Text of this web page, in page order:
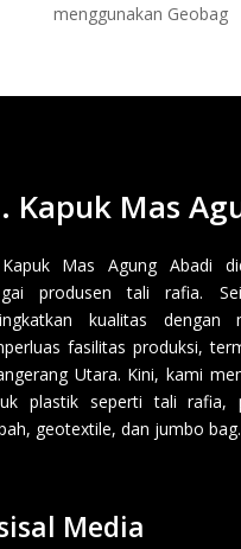
menggunakan Geobag
Kapuk Mas
Mas Agung Abadi
produsen tali rafia.
kualitas
fasilitas produksi,
Utara. Kini, kami
plastik seperti tali rafia,
geotextile, dan jumbo bag.
Media